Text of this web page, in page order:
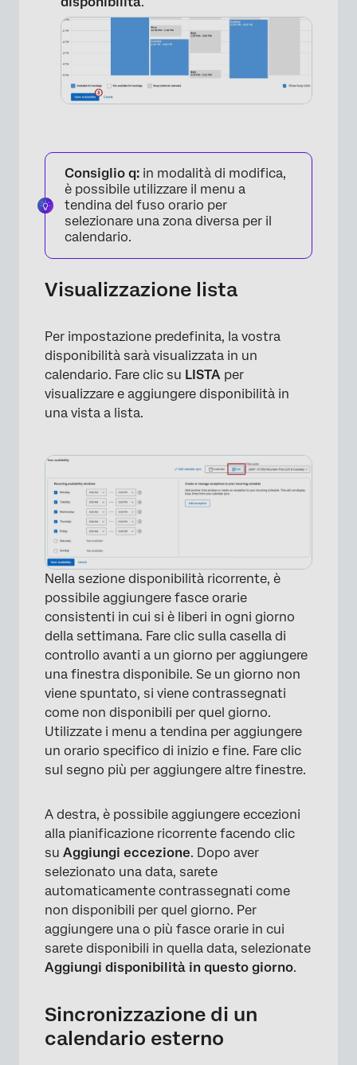
×
×
Consiglio q: in modalità di modifica,
è possibile utilizzare il menu a
tendina del fuso orario per
selezionare una zona diversa per il
calendario.
Visualizzazione lista
Per impostazione predefinita, la vostra
disponibilità sarà visualizzata in un
calendario. Fare clic su LISTA per
visualizzare e aggiungere disponibilità in
una vista a lista.
Nella sezione disponibilità ricorrente, è
possibile aggiungere fasce orarie
consistenti in cui si è liberi in ogni giorno
della settimana. Fare clic sulla casella di
controllo avanti a un giorno per aggiungere
una finestra disponibile. Se un giorno non
viene spuntato, si viene contrassegnati
come non disponibili per quel giorno.
Utilizzate i menu a tendina per aggiungere
un orario specifico di inizio e fine. Fare clic
sul segno più per aggiungere altre finestre.
A destra, è possibile aggiungere eccezioni
alla pianificazione ricorrente facendo clic
su Aggiungi eccezione. Dopo aver
selezionato una data, sarete
automaticamente contrassegnati come
non disponibili per quel giorno. Per
aggiungere una o più fasce orarie in cui
sarete disponibili in quella data, selezionate
Aggiungi disponibilità in questo giorno.
Sincronizzazione di un
calendario esterno